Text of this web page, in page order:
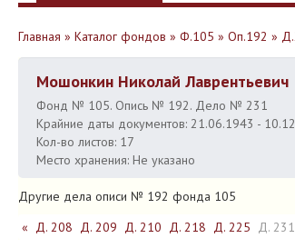
Главная » Каталог фондов » Ф.105 » Оп.192 »
Мошонкин Николай Лаврентьевич
Фонд № 105. Опись № 192. Дело № 231
Крайние даты документов: 21.06.1943 -
Кол-во листов: 17
Место хранения: Не указано
Другие дела описи № 192 фонда 105
« Д. 208 Д. 209 Д. 210 Д. 218 Д. 225 Д. 231